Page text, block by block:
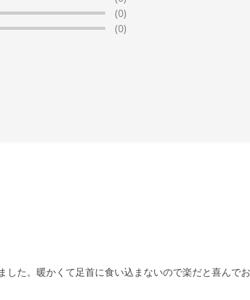
(0)
(0)
した。暖かくて足首に食い込まないので楽だと喜んで